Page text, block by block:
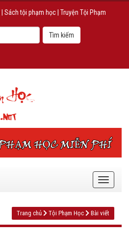
Sách tội phạm học Truyện Tội Phạm
Trang chủ Tội Phạm Học Bài viết